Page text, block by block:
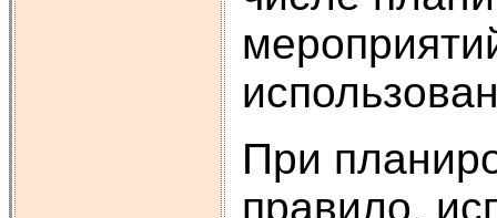
При
правило,